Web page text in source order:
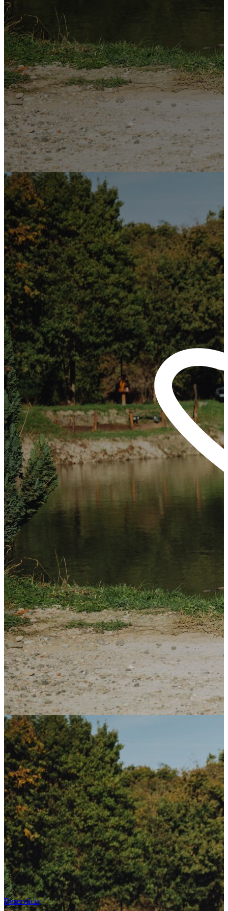
Rezervácia